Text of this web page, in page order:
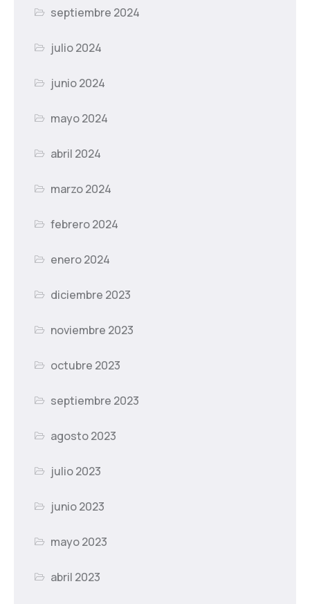
septiembre 2024
julio 2024
junio 2024
mayo 2024
abril 2024
marzo 2024
febrero 2024
enero 2024
diciembre 2023
noviembre 2023
octubre 2023
septiembre 2023
agosto 2023
julio 2023
junio 2023
mayo 2023
abril 2023